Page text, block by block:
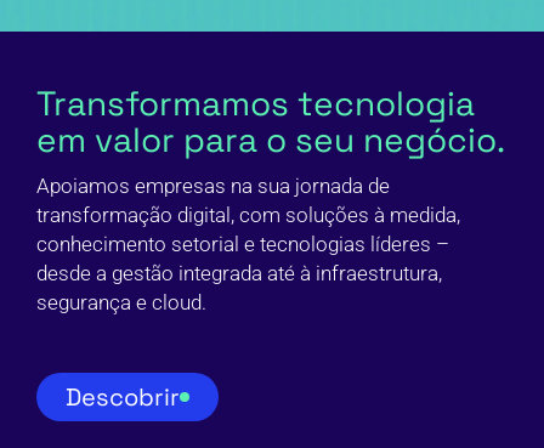
Transformamos tecnologia
em valor para o seu negócio.
Apoiamos empresas na sua jornada de
transformação digital, com soluções à medida,
conhecimento setorial e tecnologias líderes –
desde a gestão integrada até à infraestrutura,
segurança e cloud.
Descobrir